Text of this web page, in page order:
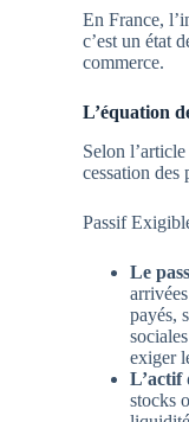
En France,
c’est un état
commerce.
L’équation
Selon l’article
cessation des
Passif
Le
payés,
exiger
L’actif
stocks